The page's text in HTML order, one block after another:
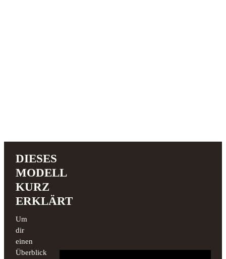
DIESES
MODELL
KURZ
ERKLÄRT
Um
dir
einen
Überblick